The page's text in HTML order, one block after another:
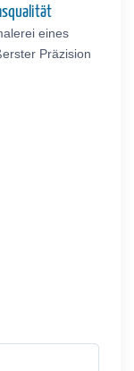
eines
Präzision